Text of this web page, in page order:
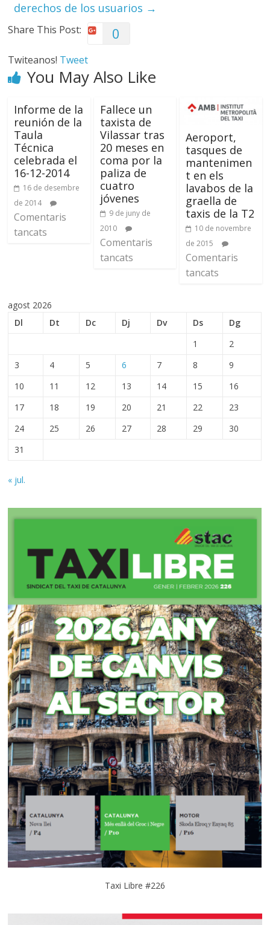
derechos de los usuarios →
Share This Post: 0
Twiteanos! Tweet
You May Also Like
Informe de la
reunión de la
Taula
Técnica
celebrada el
16-12-2014
16 de desembre
de 2014
Comentaris
tancats
Fallece un
taxista de
Vilassar tras
20 meses en
coma por la
paliza de
cuatro
jóvenes
9 de juny de
2010
Comentaris
tancats
Aeroport,
tasques de
mantenimen
t en els
lavabos de la
graella de
taxis de la T2
10 de novembre
de 2015
Comentaris
tancats
agost 2026
Dl
Dt Dc Dj Dv Ds
Dg
1
2
3
4 5 6 7 8
9
10
11 12 13 14 15
16
17
18 19 20 21 22
23
24
25 26 27 28 29
30
31
« jul.
Taxi Libre #226